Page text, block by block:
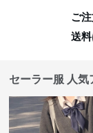
ご
送
セーラー服 人気